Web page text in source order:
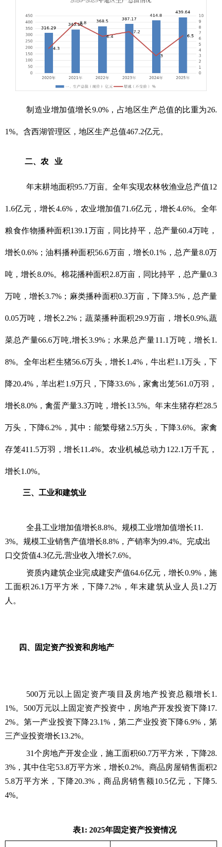
制造业增加值增长9.0%，占地区生产总值的比重为26.
1%。含西湖管理区，地区生产总值467.2亿元。
二、农 业
年末耕地面积95.7万亩。全年实现农林牧渔业总产值12
1.6亿元，增长4.6%，农业增加值71.6亿元，增长4.6%。全年
粮食作物播种面积139.1万亩，同比持平，总产量60.4万吨，
增长0.6%；油料播种面积56.6万亩，增长0.1%，总产量8.0万
吨，增长8.0%。棉花播种面积2.8万亩，同比持平，总产量0.3
万吨，增长3.7%；麻类播种面积0.3万亩，下降3.5%，总产量
0.05万吨，增长2.2%；蔬菜播种面积29.9万亩，增长0.9%,蔬
菜总产量66.6万吨,增长3.9%；水果总产量11.1万吨，增长1.
8%。全年出栏生猪56.6万头，增长1.4%，牛出栏1.1万头，下
降20.4%，羊出栏1.9万只，下降33.6%，家禽出笼561.0万羽，
增长8.0%，禽蛋产量3.3万吨，增长13.5%。年末生猪存栏28.5
万头，下降6.2%，其中：能繁母猪2.5万头，下降3.6%。家禽
存笼411.5万羽，增长11.4%。农业机械总动力122.1万千瓦，
增长1.0%。
三、工业和建筑业
全县工业增加值增长8.8%。规模工业增加值增长11.
3%。规模工业销售产值增长8.8%，产销率为99.4%。完成出
口交货值4.3亿元,营业收入增长7.6%。
资质内建筑企业完成建安产值64.6亿元，增长0.9%，施
工面积26.1万平方米，下降7.2%，年末建筑从业人员1.2万
人。
四、固定资产投资和房地产
500万元以上固定资产项目及房地产投资总额增长1.
1%。500万元以上固定资产投资中，房地产开发投资下降17.
2%。第一产业投资下降23.1%，第二产业投资下降6.9%，第
三产业投资增长13.2%。
31个房地产开发企业，施工面积60.7万平方米，下降28.
3%，其中住宅53.8万平方米，增长0.2%。商品房屋销售面积2
5.8万平方米，下降20.3%，商品房销售额10.5亿元，下降5.
4%。
表1: 2025年固定资产投资情况